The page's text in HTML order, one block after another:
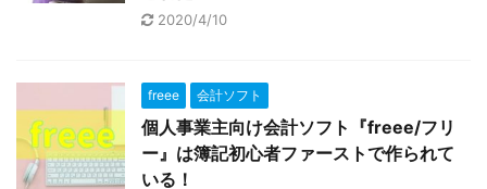
2020/4/10
freee 会計ソフト
個人事業主向け会計ソフト『freee/フリ
ー』は簿記初心者ファーストで作られて
いる！